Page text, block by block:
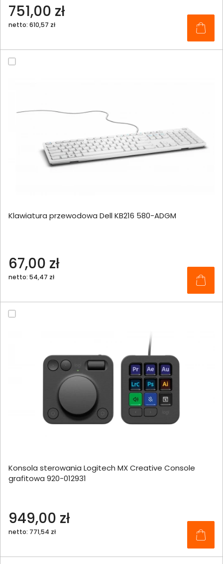
751,00 zł
netto: 610,57 zł
Klawiatura przewodowa Dell KB216 580-ADGM
67,00 zł
netto: 54,47 zł
Konsola sterowania Logitech MX Creative Console
grafitowa 920-012931
949,00 zł
netto: 771,54 zł